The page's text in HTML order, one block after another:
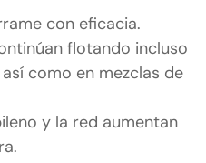
con eficacia.
flotando incluso
como en mezclas de
y la red aumentan